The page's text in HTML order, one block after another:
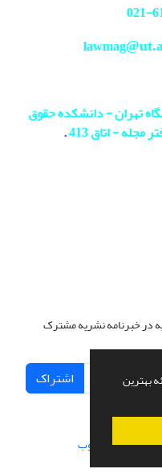
بهترین
021
تهران - دانشکده حقوق
.
در خبرنامه نشریه مشترک
اشتراک
سازی از سیناوب